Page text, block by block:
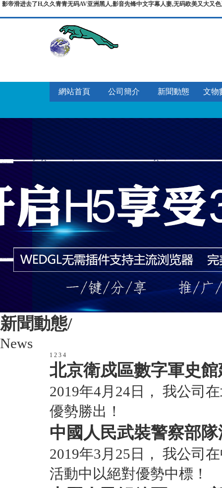
影帝滑进去了H,久久青青无码AV亚洲黑人,影音先锋中文字幕人妻,无码欧美又大又
網站首頁 公司簡介 新聞動態 文物
新聞動態/
News
1 2 3 4
北京衛戍區數字軍史
2019年4月24日， 我公司
優勢勝出！
中國人民武裝警察部
2019年3月25日， 我公司
活動中以絕對優勢中標！